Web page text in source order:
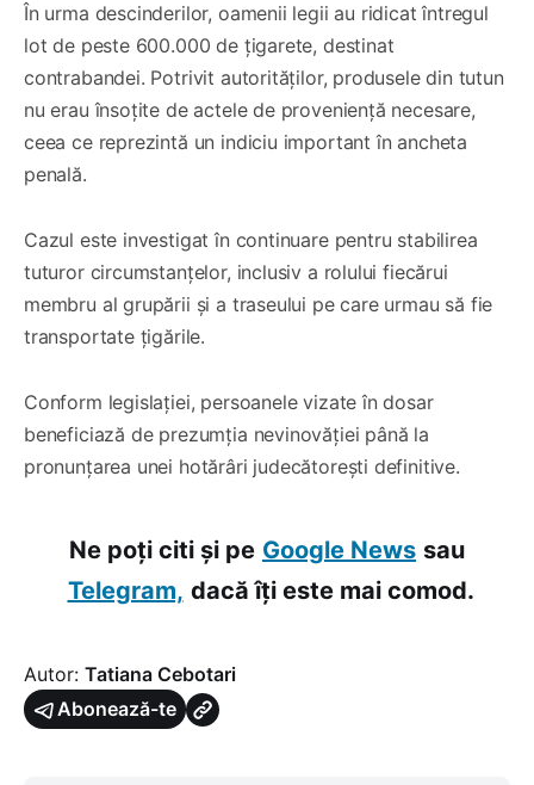
În urma descinderilor, oamenii legii au ridicat întregul
lot de peste 600.000 de țigarete, destinat
contrabandei. Potrivit autorităților, produsele din tutun
nu erau însoțite de actele de proveniență necesare,
ceea ce reprezintă un indiciu important în ancheta
penală.
Cazul este investigat în continuare pentru stabilirea
tuturor circumstanțelor, inclusiv a rolului fiecărui
membru al grupării și a traseului pe care urmau să fie
transportate țigările.
Conform legislației, persoanele vizate în dosar
beneficiază de prezumția nevinovăției până la
pronunțarea unei hotărâri judecătorești definitive.
Ne poți citi și pe Google News sau
Telegram, dacă îți este mai comod.
Autor: Tatiana Cebotari
Abonează-te